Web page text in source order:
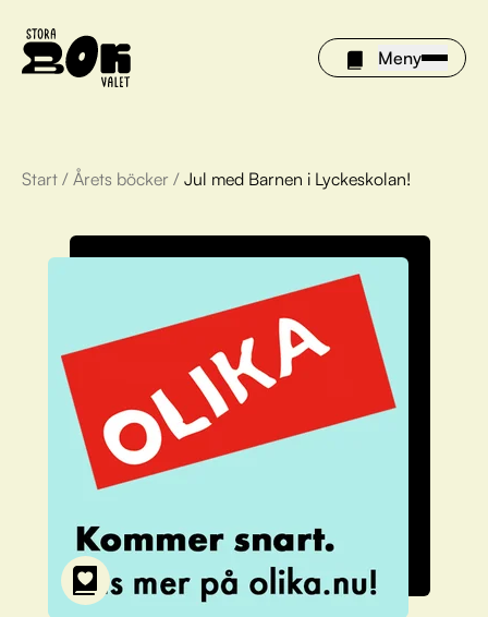
Meny
Årets böcker
Om Stora bokvalet
Olivia tipsar
Vinnare
FAQ
För bibliotek
Start / Årets böcker / Jul med Barnen i Lyckeskolan!